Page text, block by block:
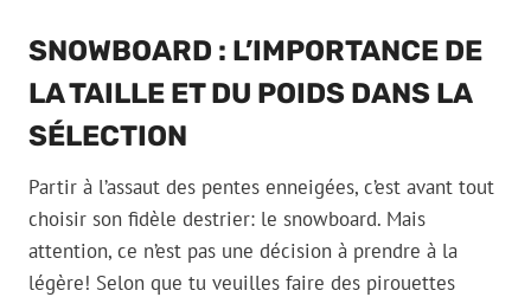
SNOWBOARD : L’IMPORTANCE DE
LA TAILLE ET DU POIDS DANS LA
SÉLECTION
Partir à l’assaut des pentes enneigées, c’est avant tout
choisir son fidèle destrier: le snowboard. Mais
attention, ce n’est pas une décision à prendre à la
légère! Selon que tu veuilles faire des pirouettes